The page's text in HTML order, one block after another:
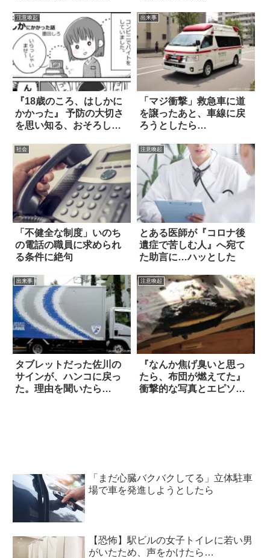
注意喚起
『18歳のころ、はしかに
かかった』 予防の大切さ
を思い知る、おそろしい
出来事
「マジ衝撃」救急車に道
を譲ったあと、車線に戻
ろうとしたら…
社会
「不健全な制度」いのち
の電話の職員に求められ
る条件に絶句
注意喚起
とある医師が『コロナ後
遺症で苦しむ人』へ宛て
た助言に…ハッとした
出来事
タブレットだった佐川の
サインが、ハンコに戻っ
た。理由を聞いたら…
注意喚起
『なんか焦げ臭いと思っ
たら、布団が燃えてた』
衝撃的な写真とエピソー
「まだ心臓バクバクしてる」立体駐車
場で車を発進しようとしたら
【恐怖】駅ビルの女子トイレに若い男
がいたため、声をかけたら…